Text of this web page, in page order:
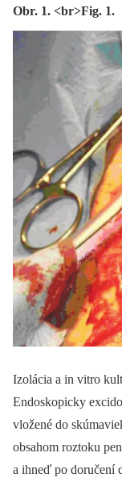
Obr. 1. <br>Fig. 1.
Izolácia a in vitro
Endoskopicky
vložené do
obsahom roztoku
a ihneď po doručení